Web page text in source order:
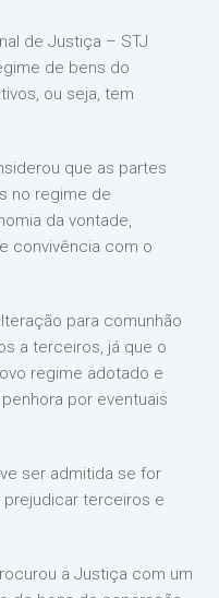
de Justiça – STJ
de bens do
ou seja, tem
que as partes
no regime de
da vontade,
convivência com o
para comunhão
a terceiros, já que o
regime adotado e
por eventuais
ser admitida se for
prejudicar terceiros e
a Justiça com um